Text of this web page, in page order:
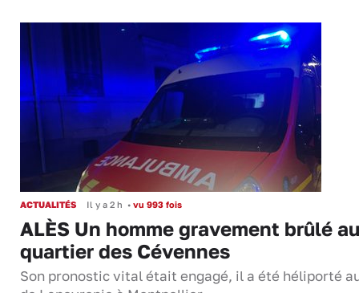
ACTUALITÉS Il y a 2 h • vu 993 fois
ALÈS Un homme gravement brûlé au
quartier des Cévennes
Son pronostic vital était engagé, il a été héliporté